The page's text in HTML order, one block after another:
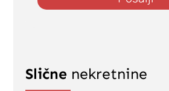
Slične nekretnine